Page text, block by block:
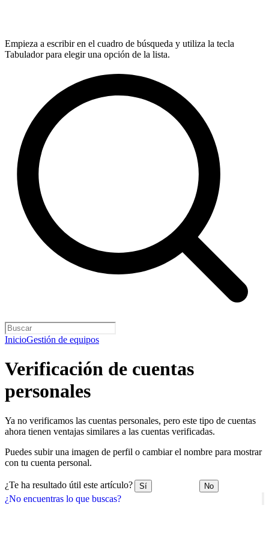
Empieza a escribir en el cuadro de búsqueda y utiliza la tecla
Tabulador para elegir una opción de la lista.
InicioGestión de equipos
¿No encuentras lo que buscas?
Verificación de cuentas
personales
Ya no verificamos las cuentas personales, pero este tipo de cuentas
ahora tienen ventajas similares a las cuentas verificadas.
Puedes subir una imagen de perfil o cambiar el nombre para mostrar
con tu cuenta personal.
¿Te ha resultado útil este artículo? Sí No